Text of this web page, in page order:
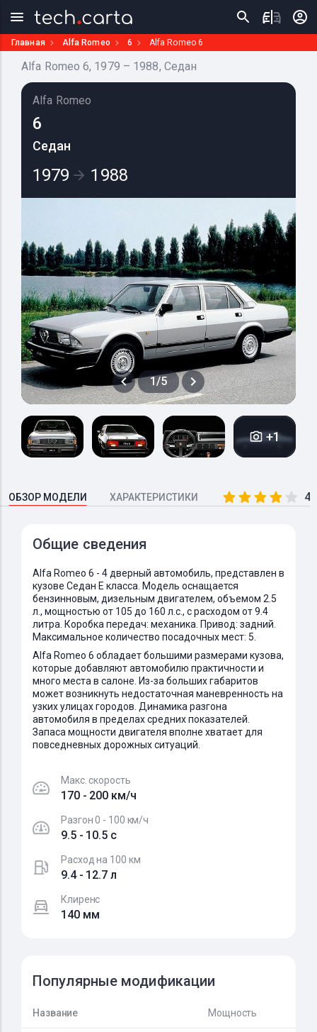
Главная Alfa Romeo 6 Alfa Romeo 6
Alfa Romeo 6, 1979 – 1988, Седан
Alfa Romeo
6
Седан
1979 1988
1/5
+1
ОБЗОР МОДЕЛИ ХАРАКТЕРИСТИКИ
Общие сведения
Alfa Romeo 6 - 4 дверный автомобиль, представлен в
кузове Седан E класса. Модель оснащается
бензинновым, дизельным двигателем, объемом 2.5
л., мощностью от 105 до 160 л.с., с расходом от 9.4
литра. Коробка передач: механика. Привод: задний.
Максимальное количество посадочных мест: 5.
Alfa Romeo 6 обладает большими размерами кузова,
которые добавляют автомобилю практичности и
много места в салоне. Из-за больших габаритов
может возникнуть недостаточная маневренность на
узких улицах городов. Динамика разгона
автомобиля в пределах средних показателей.
Запаса мощности двигателя вполне хватает для
повседневных дорожных ситуаций.
Макс. скорость
170 - 200 км/ч
Разгон 0 - 100 км/ч
9.5 - 10.5 c
Расход на 100 км
9.4 - 12.7 л
Клиренс
140 мм
Популярные модификации
Название Мощность